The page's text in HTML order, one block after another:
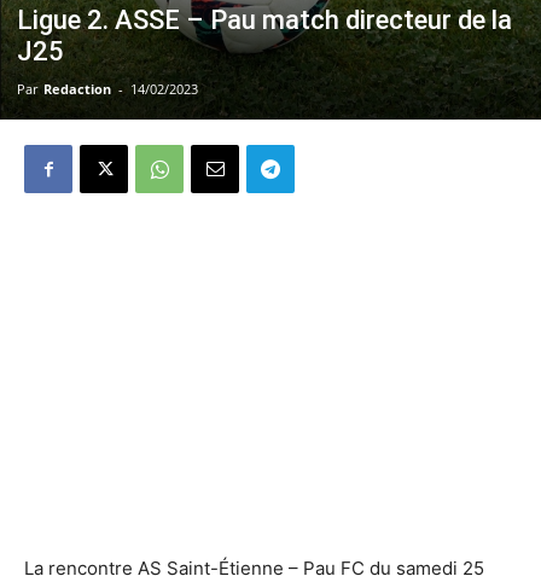
Ligue 2. ASSE – Pau match directeur de la
J25
Par Redaction - 14/02/2023
La rencontre AS Saint-Étienne – Pau FC du samedi 25